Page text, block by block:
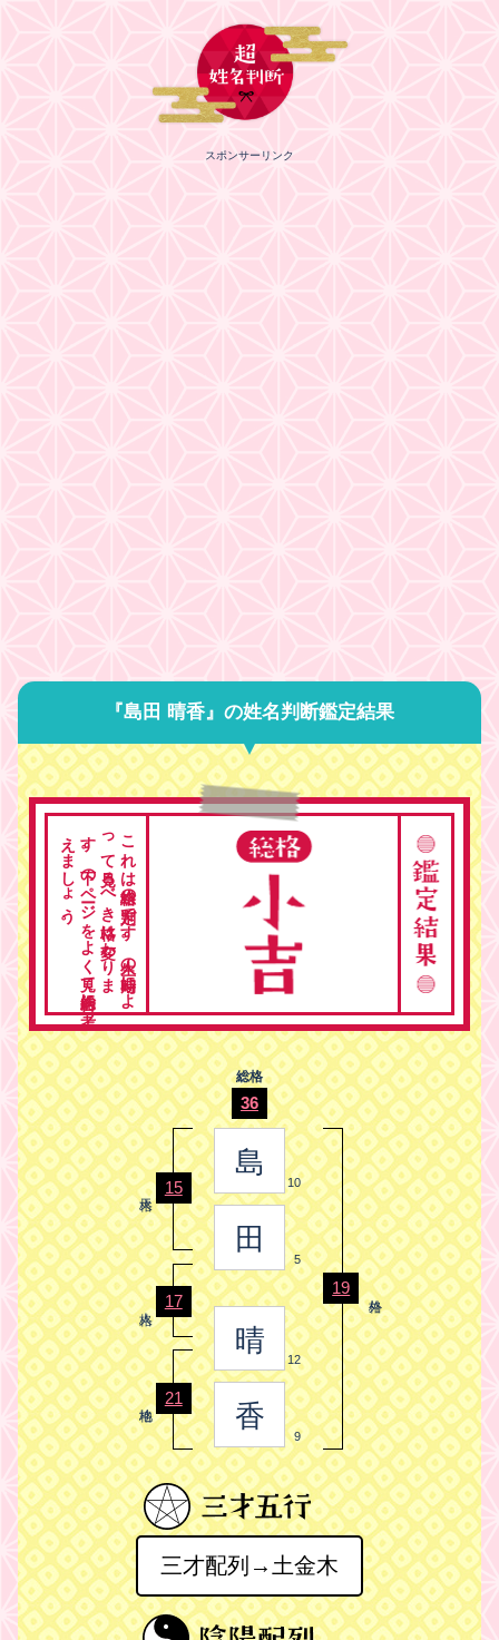
スポンサーリンク
『島田 晴香』の姓名判断鑑定結果
こ
れ
は
総格の
判定で
す
。
人生の
時期に
よ
っ
て
見る
べ
き
格は
変わ
り
ま
す
。
下の
ペ
ージ
を
よ
く
見て
総合的に
考
え
ま
し
ょ
う
。
総格
36
島
10
田
5
15
17
晴
12
香
9
21
19
三才配列→土金木